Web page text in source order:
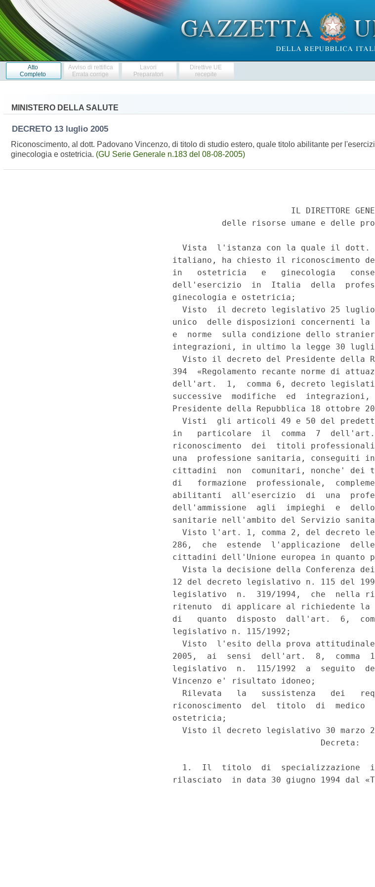
Atto
Completo
Avviso di rettifica
Errata corrige
Lavori
Preparatori
Direttive UE
recepite
MINISTERO DELLA SALUTE
DECRETO 13 luglio 2005
Riconoscimento, al dott. Padovano Vincenzo, di titolo di studio estero, quale titolo abilitante per
ginecologia e ostetricia. (GU Serie Generale n.183 del 08-08-2005)